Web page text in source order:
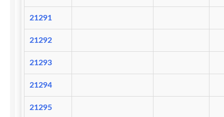
21291
21292
21293
21294
21295